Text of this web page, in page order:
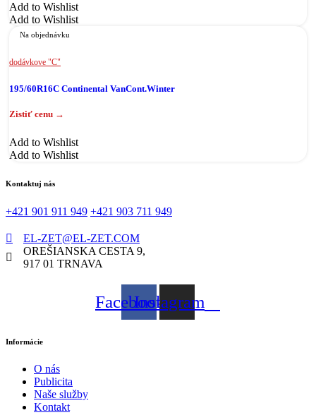
Add to Wishlist
Add to Wishlist
Na objednávku
dodávkove "C"
195/60R16C Continental VanCont.Winter
Add to Wishlist
Add to Wishlist
Kontaktuj nás
+421 901 911 949 +421 903 711 949
EL-ZET@EL-ZET.COM
OREŠIANSKA CESTA 9,
917 01 TRNAVA
FacebookInstagram
Informácie
O nás
Publicita
Naše služby
Kontakt